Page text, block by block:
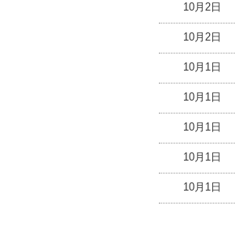
10月2日
10月2日
10月1日
10月1日
10月1日
10月1日
10月1日